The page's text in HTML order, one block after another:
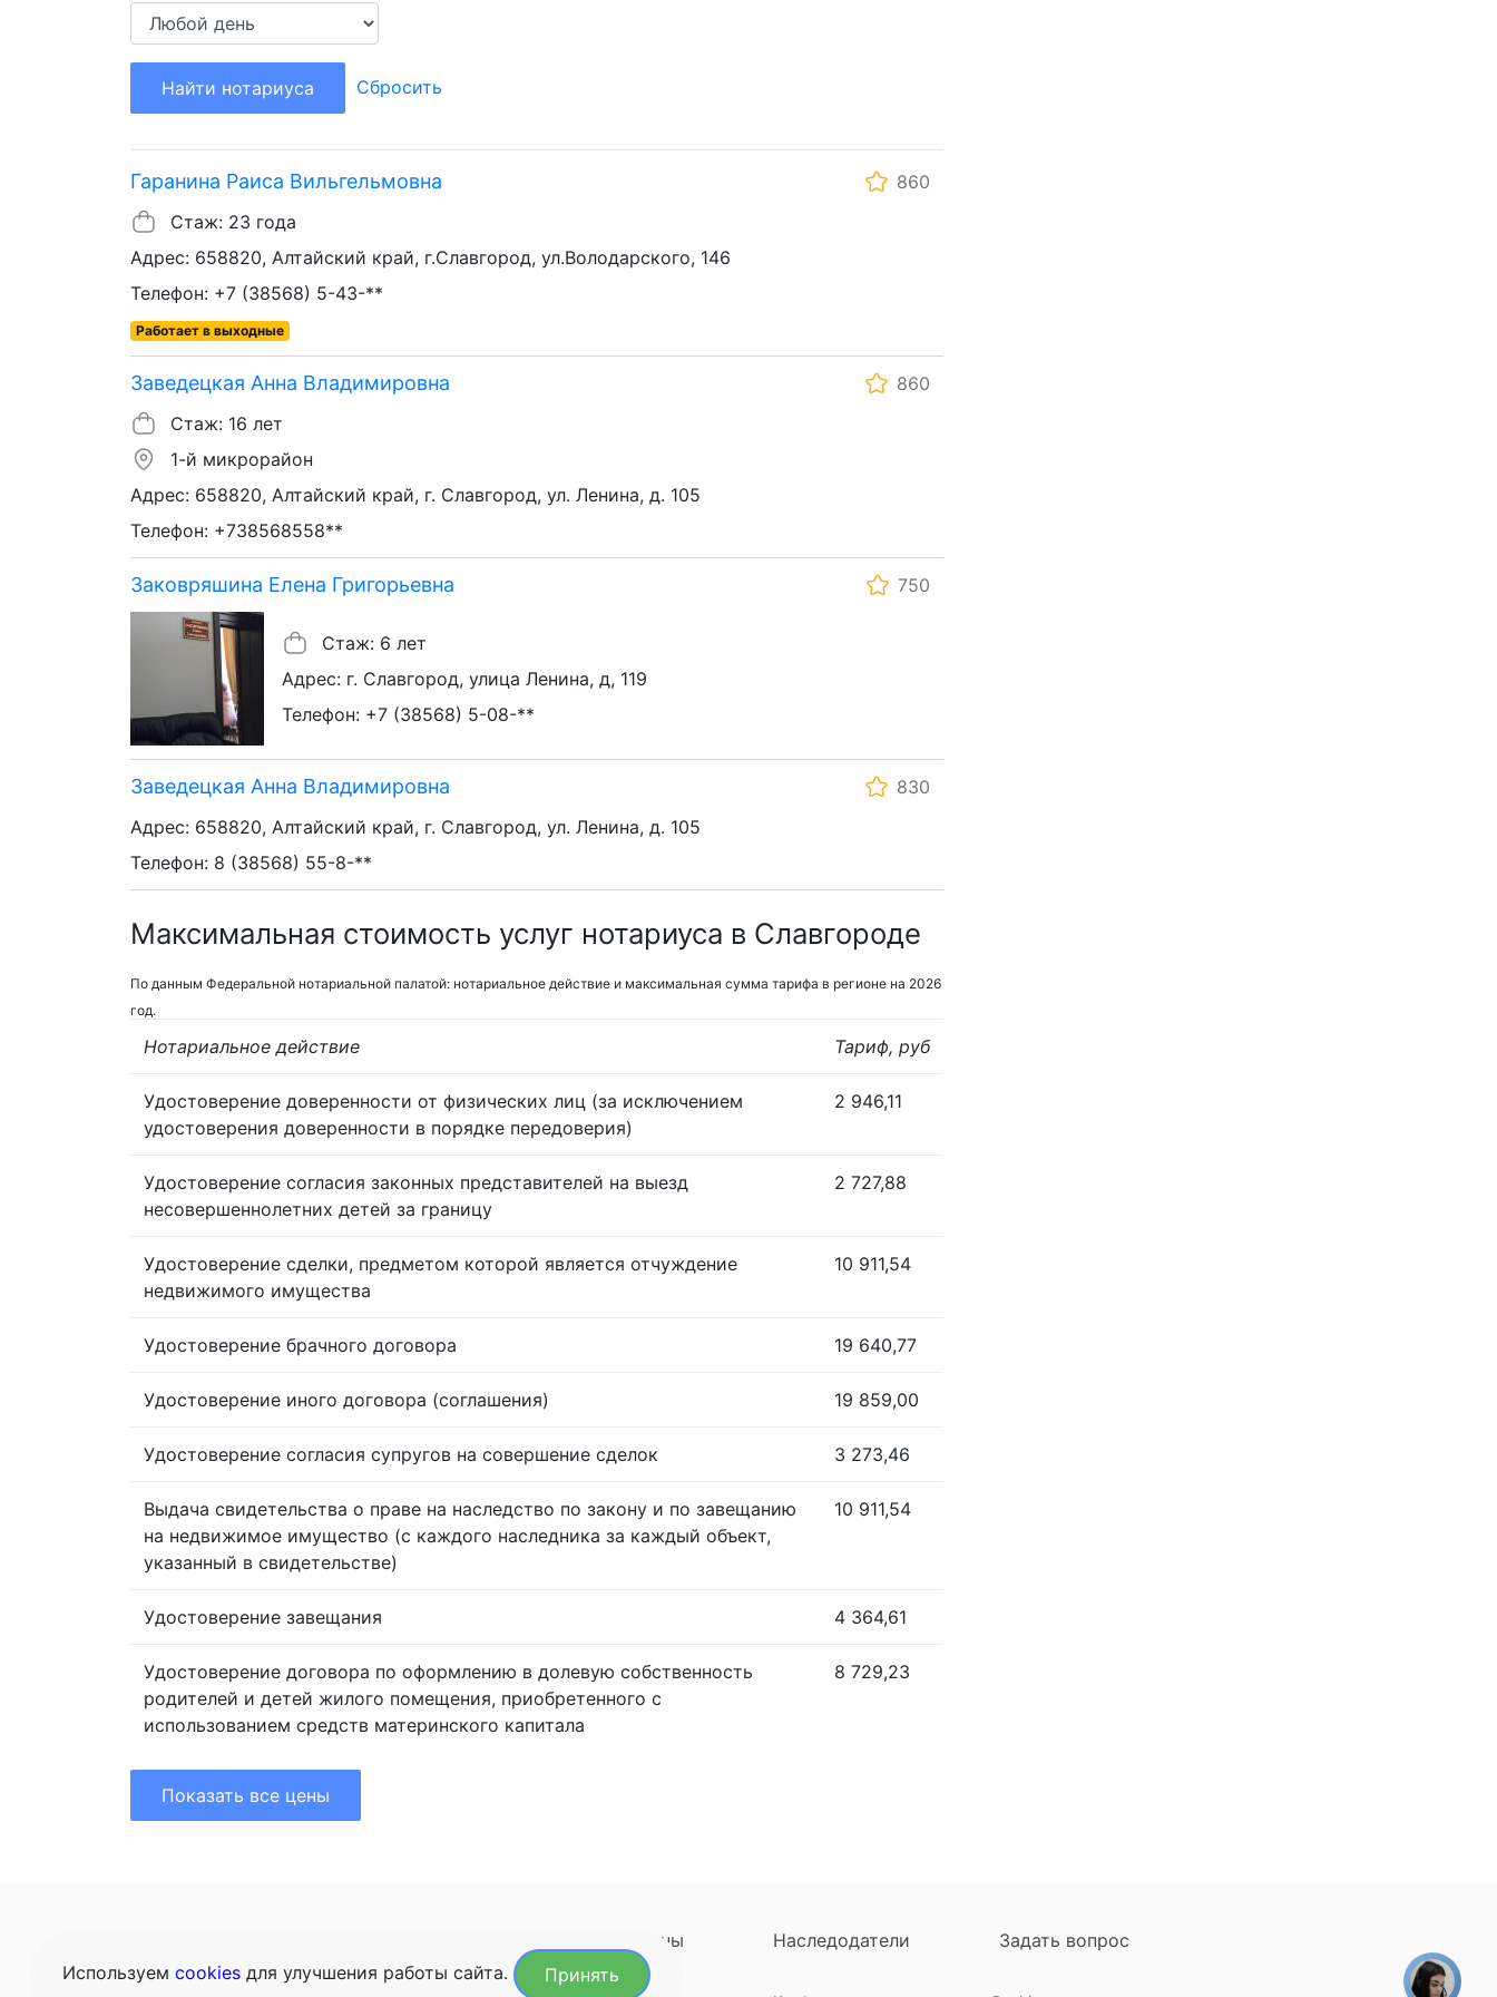
Найти нотариуса Сбросить
Гаранина Раиса Вильгельмовна
860
Стаж: 23 года
Адрес: 658820, Алтайский край, г.Славгород, ул.Володарского, 146
Телефон: +7 (38568) 5-43-**
Работает в выходные
Заведецкая Анна Владимировна
860
Стаж: 16 лет
1-й микрорайон
Адрес: 658820, Алтайский край, г. Славгород, ул. Ленина, д. 105
Телефон: +738568558**
Заковряшина Елена Григорьевна 750
Стаж: 6 лет
Адрес: г. Славгород, улица Ленина, д, 119
Телефон: +7 (38568) 5-08-**
Заведецкая Анна Владимировна
830
Адрес: 658820, Алтайский край, г. Славгород, ул. Ленина, д. 105
Телефон: 8 (38568) 55-8-**
Максимальная стоимость услуг нотариуса в Славгороде
По данным Федеральной нотариальной палатой: нотариальное действие и максимальная сумма тарифа в регионе на 2026
год.
Нотариальное действие Тариф, руб
Удостоверение доверенности от физических лиц (за исключением
удостоверения доверенности в порядке передоверия)
2 946,11
Удостоверение согласия законных представителей на выезд
несовершеннолетних детей за границу
2 727,88
Удостоверение сделки, предметом которой является отчуждение
недвижимого имущества
10 911,54
Удостоверение брачного договора 19 640,77
Удостоверение иного договора (соглашения) 19 859,00
Удостоверение согласия супругов на совершение сделок 3 273,46
Выдача свидетельства о праве на наследство по закону и по завещанию
на недвижимое имущество (с каждого наследника за каждый объект,
указанный в свидетельстве)
10 911,54
Удостоверение завещания 4 364,61
Удостоверение договора по оформлению в долевую собственность
родителей и детей жилого помещения, приобретенного с
использованием средств материнского капитала
8 729,23
Показать все цены
Регионы Наследодатели Задать вопрос
Используем cookies для улучшения работы сайта. Принять